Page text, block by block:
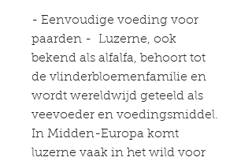
- Eenvoudige voeding voor
paarden - Luzerne, ook
bekend als alfalfa, behoort tot
de vlinderbloemenfamilie en
wordt wereldwijd geteeld als
veevoeder en voedingsmiddel.
In Midden-Europa komt
luzerne vaak in het wild voor